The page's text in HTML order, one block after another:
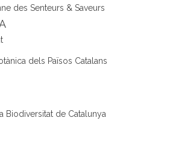
des Senteurs & Saveurs
dels Països Catalans
Biodiversitat de Catalunya